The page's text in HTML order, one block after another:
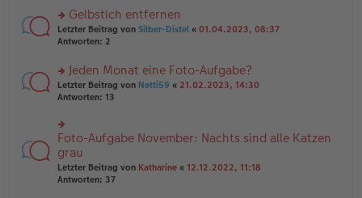
tr
a
g
e
n
er
tr
a
g
n
g
el
e
n
er
tr
a
g
rs
te
n
g
el
e
n
er
B
ei
tr
Gelbstich entfernen
Letzter Beitrag von Silber-Distel « 01.04.2023, 08:37
Antworten: 2
rs
te
u
n
g
el
es
e
Jeden Monat eine Foto-Aufgabe?
Letzter Beitrag von Netti59 « 21.02.2023, 14:30
Antworten: 13
rs
te
r
u
n
Foto-Aufgabe November: Nachts sind alle Katzen
grau
Letzter Beitrag von Katharine « 12.12.2022, 11:18
Antworten: 37